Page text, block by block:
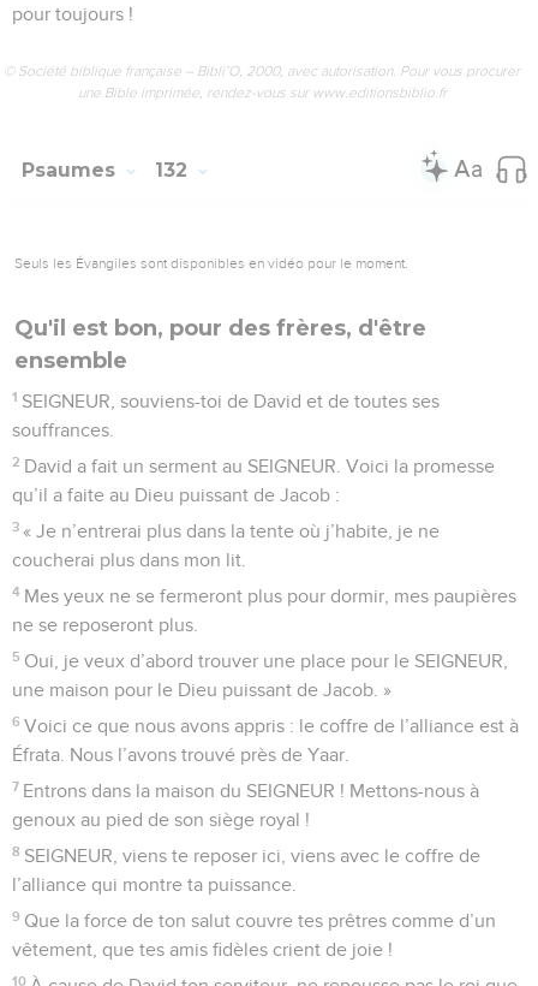
4 Mais toi, tu peux pardonner, et ainsi, on te respectera.
confiance en sa parole.
n’attend le matin, oui, plus qu’un veilleur n’attend le matin.
Peuple d’Israël, attends le SEIGNEUR avec espoir, car il est
une Bible imprimée, rendez-vous sur www.editionsbiblio.fr
Psaumes 131
Seuls les Évangiles sont disponibles en vidéo pour le moment.
Sion, résidence du Seigneur et ville de
David
1 SEIGNEUR, mon cœur n’est pas orgueilleux, je ne regarde
pas les gens de haut. Je ne cherche pas à faire des choses
extraordinaires ni des actions magnifiques qui me dépassent.
2 Mais je reste calme et tranquille, comme un enfant rassasié
sur le sein de sa mère. Comme ce petit enfant, je suis calme
et tranquille.
3 Israël, attends le SEIGNEUR avec espoir, dès maintenant et
pour toujours !
© Société biblique française – Bibli’O, 2000, avec autorisation. Pour vous procurer
une Bible imprimée, rendez-vous sur www.editionsbiblio.fr